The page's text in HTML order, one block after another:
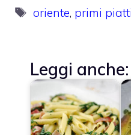
Tag
oriente, primi piatti
Leggi anche: